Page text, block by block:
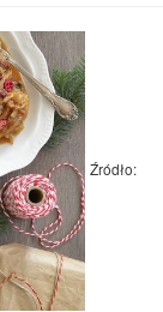
Źródło: